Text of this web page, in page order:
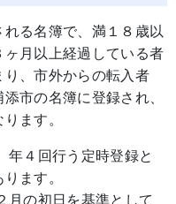
る名簿で、満１８歳以
ヶ月以上経過している者
、市外からの転入者
市の名簿に登録され、
ます。
４回行う定時登録と
ます。
月の初日を基準として